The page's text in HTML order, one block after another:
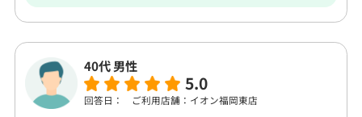
40代 男性
5.0
回答日： ご利用店舗：イオン福岡東店